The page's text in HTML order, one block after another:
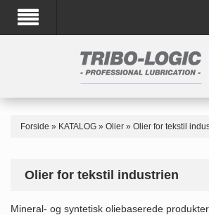
Forside » KATALOG » Olier » Olier for tekstil
Olier for tekstil industrien
Mineral- og syntetisk oliebaserede